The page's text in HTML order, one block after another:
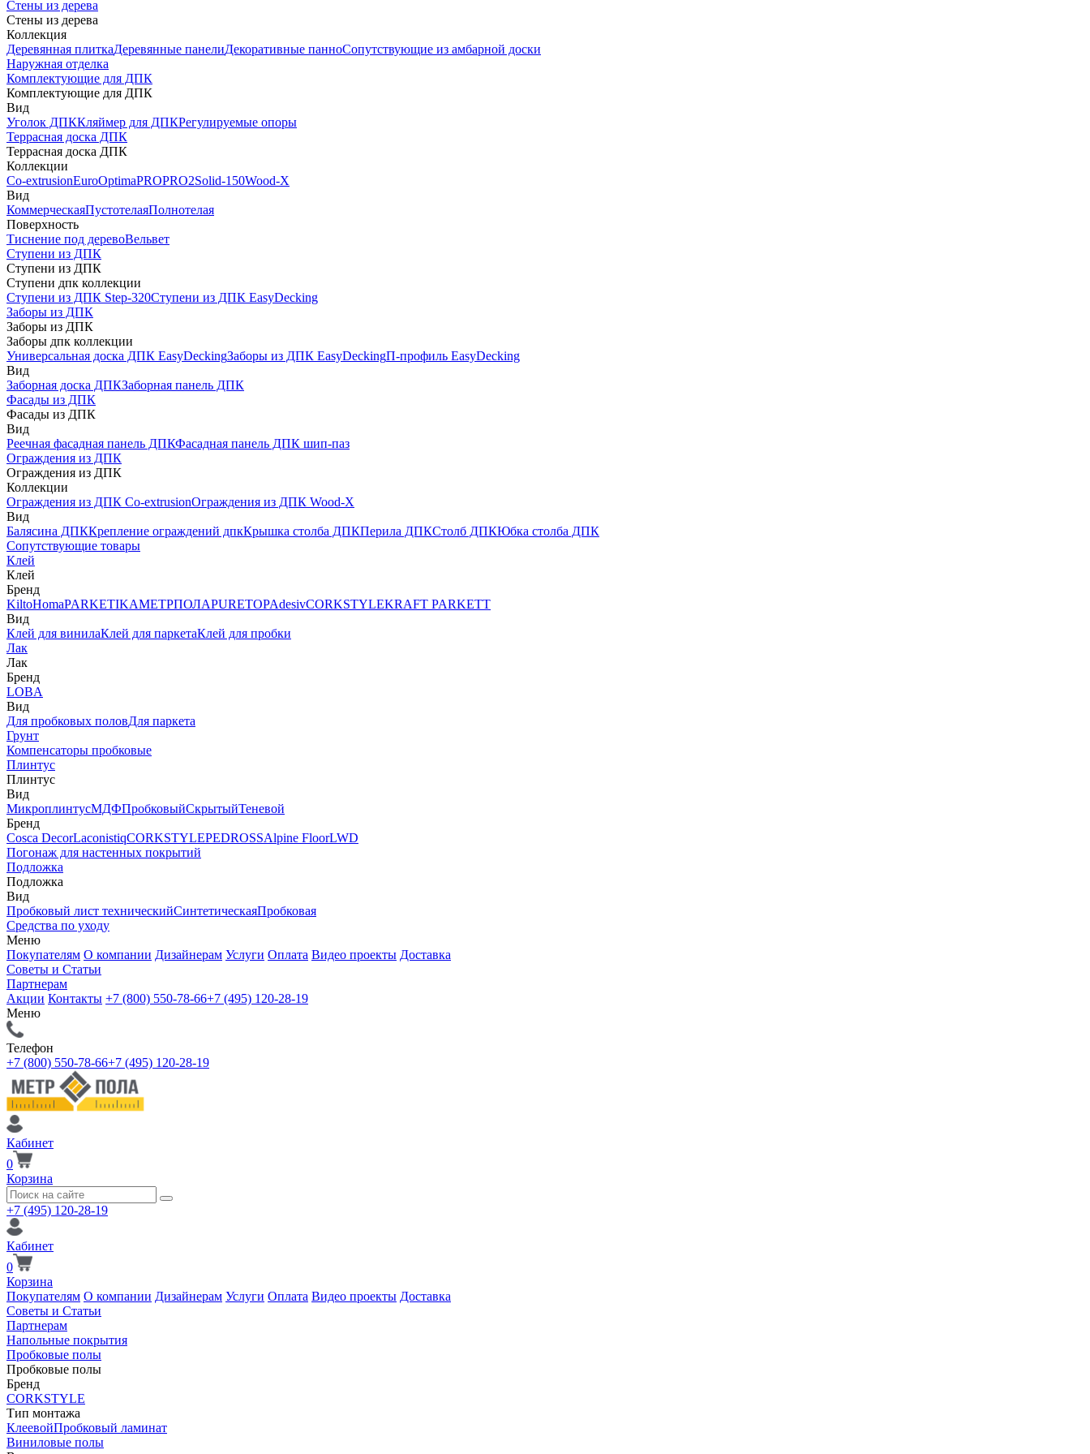
Стены из дерева
Стены из дерева
Коллекция
Деревянная плиткаДеревянные панелиДекоративные панноСопутствующие из амбарной доски
Наружная отделка
Комплектующие для ДПК
Комплектующие для ДПК
Вид
Уголок ДПККляймер для ДПКРегулируемые опоры
Террасная доска ДПК
Террасная доска ДПК
Коллекции
Co-extrusionEuroOptimaPROPRO2Solid-150Wood-X
Вид
КоммерческаяПустотелаяПолнотелая
Поверхность
Тиснение под деревоВельвет
Ступени из ДПК
Ступени из ДПК
Ступени дпк коллекции
Ступени из ДПК Step-320Ступени из ДПК EasyDecking
Заборы из ДПК
Заборы из ДПК
Заборы дпк коллекции
Универсальная доска ДПК EasyDeckingЗаборы из ДПК EasyDeckingП-профиль EasyDecking
Вид
Заборная доска ДПКЗаборная панель ДПК
Фасады из ДПК
Фасады из ДПК
Вид
Реечная фасадная панель ДПКФасадная панель ДПК шип-паз
Ограждения из ДПК
Ограждения из ДПК
Коллекции
Ограждения из ДПК Co-extrusionОграждения из ДПК Wood-X
Вид
Балясина ДПККрепление ограждений дпкКрышка столба ДПКПерила ДПКСтолб ДПКЮбка столба ДПК
Сопутствующие товары
Клей
Клей
Бренд
KiltoHomaPARKETIKAМЕТРПОЛАPURETOPAdesivCORKSTYLEKRAFT PARKETT
Вид
Клей для винилаКлей для паркетаКлей для пробки
Лак
Лак
Бренд
LOBA
Вид
Для пробковых половДля паркета
Грунт
Компенсаторы пробковые
Плинтус
Плинтус
Вид
МикроплинтусМДФПробковыйСкрытыйТеневой
Бренд
Cosca DecorLaconistiqCORKSTYLEPEDROSSAlpine FloorLWD
Погонаж для настенных покрытий
Подложка
Подложка
Вид
Пробковый лист техническийСинтетическаяПробковая
Средства по уходу
Меню
Покупателям О компании Дизайнерам Услуги Оплата Видео проекты Доставка
Советы и Статьи
Партнерам
Акции Контакты +7 (800) 550-78-66+7 (495) 120-28-19
Меню
Телефон
+7 (800) 550-78-66+7 (495) 120-28-19
Кабинет
0
Корзина
+7 (495) 120-28-19
Кабинет
0
Корзина
Покупателям О компании Дизайнерам Услуги Оплата Видео проекты Доставка
Советы и Статьи
Партнерам
Напольные покрытия
Пробковые полы
Пробковые полы
Бренд
CORKSTYLE
Тип монтажа
КлеевойПробковый ламинат
Виниловые полы